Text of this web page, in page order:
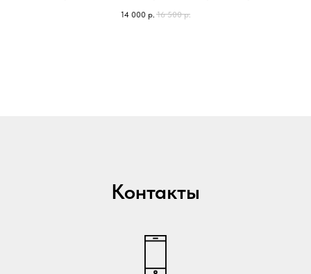
14 000 р. 16 500 р.
Контакты